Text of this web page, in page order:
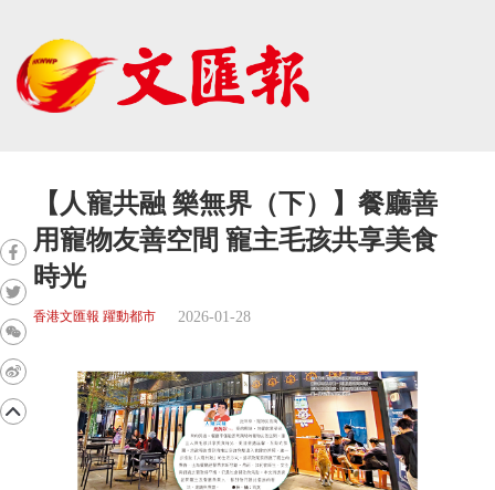
【人寵共融 樂無界（下）】餐廳善
用寵物友善空間 寵主毛孩共享美食
時光
香港文匯報 躍動都市 2026-01-28